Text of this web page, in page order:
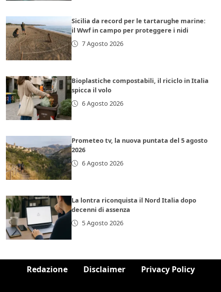
Sicilia da record per le tartarughe marine:
il Wwf in campo per proteggere i nidi
7 Agosto 2026
Bioplastiche compostabili, il riciclo in Italia
spicca il volo
6 Agosto 2026
Prometeo tv, la nuova puntata del 5 agosto
2026
6 Agosto 2026
La lontra riconquista il Nord Italia dopo
decenni di assenza
5 Agosto 2026
Redazione Disclaimer Privacy Policy